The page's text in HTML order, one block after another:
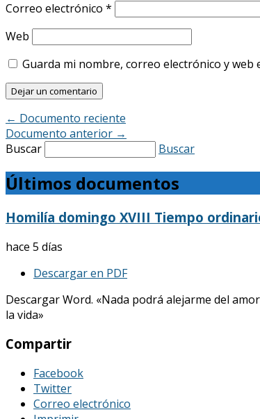
Correo electrónico *
Web
Guarda mi nombre, correo electrónico y
← Documento reciente
Documento anterior →
Buscar
Buscar
Últimos documentos
Homilía domingo XVIII Tiempo
hace 5 días
Descargar en PDF
Descargar Word. «Nada podrá alejarme del
la vida»
Compartir
Facebook
Twitter
Correo electrónico